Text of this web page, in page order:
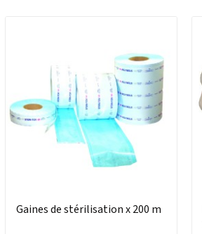
Gaines de stérilisation x 200 m